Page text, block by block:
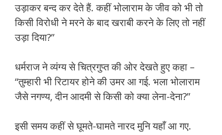
उड़ाकर बन्द कर देते हैं. कहीं भोलाराम के जीव को भी तो
किसी विरोधी ने मरने के बाद खराबी करने के लिए तो नहीं
उड़ा दिया?”
धर्मराज ने व्यंग्य से चित्रगुप्त की ओर देखते हुए कहा –
“तुम्हारी भी रिटायर होने की उमर आ गई. भला भोलाराम
जैसे नगण्य, दीन आदमी से किसी को क्या लेना-देना?”
इसी समय कहीं से घूमते-घामते नारद मुनि यहाँ आ गए.